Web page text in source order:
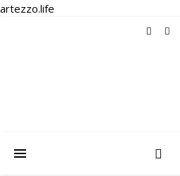
artezzo.life